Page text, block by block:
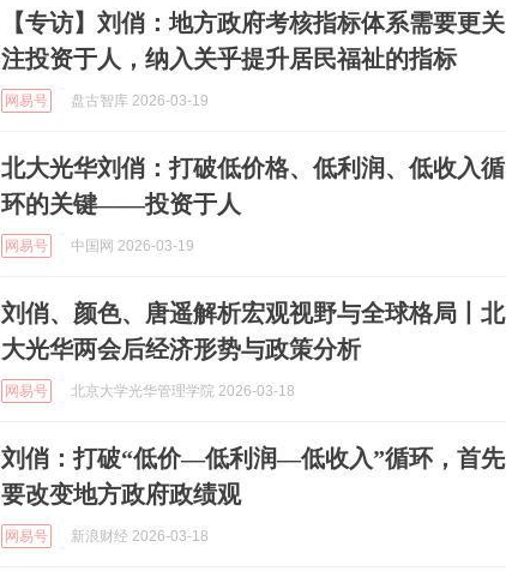
【专访】刘俏：地方政府考核指标体系需要更关
注投资于人，纳入关乎提升居民福祉的指标
网易号 盘古智库 2026-03-19
北大光华刘俏：打破低价格、低利润、低收入循
环的关键——投资于人
网易号 中国网 2026-03-19
刘俏、颜色、唐遥解析宏观视野与全球格局丨北
大光华两会后经济形势与政策分析
网易号 北京大学光华管理学院 2026-03-18
刘俏：打破“低价—低利润—低收入”循环，首先
要改变地方政府政绩观
网易号 新浪财经 2026-03-18